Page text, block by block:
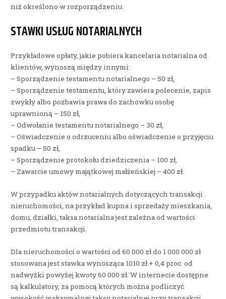
niż określono w rozporządzeniu.
STAWKI USŁUG NOTARIALNYCH
Przykładowe opłaty, jakie pobiera kancelaria notarialna od
klientów, wynoszą między innymi:
– Sporządzenie testamentu notarialnego – 50 zł,
– Sporządzenie testamentu, który zawiera polecenie, zapis
zwykły albo pozbawia prawa do zachowku osobę
uprawnioną – 150 zł,
– Odwołanie testamentu notarialnego – 30 zł,
– Oświadczenie o odrzuceniu albo oświadczenie o przyjęciu
spadku – 50 zł,
– Sporządzenie protokołu dziedziczenia – 100 zł,
– Zawarcie umowy majątkowej małżeńskiej – 400 zł.
W przypadku aktów notarialnych dotyczących transakcji
nieruchomości, na przykład kupna i sprzedaży mieszkania,
domu, działki, taksa notarialna jest zależna od wartości
przedmiotu transakcji.
Dla nieruchomości o wartości od 60 000 zł do 1 000 000 zł
stosowana jest stawka wynosząca 1010 zł + 0,4 proc. od
nadwyżki powyżej kwoty 60 000 zł. W internecie dostępne
są kalkulatory, za pomocą których można podliczyć